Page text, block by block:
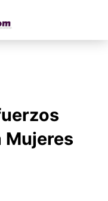
Mujeres